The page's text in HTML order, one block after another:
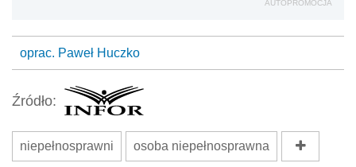
AUTOPROMOCJA
oprac. Paweł Huczko
Źródło:
niepełnosprawni osoba niepełnosprawna